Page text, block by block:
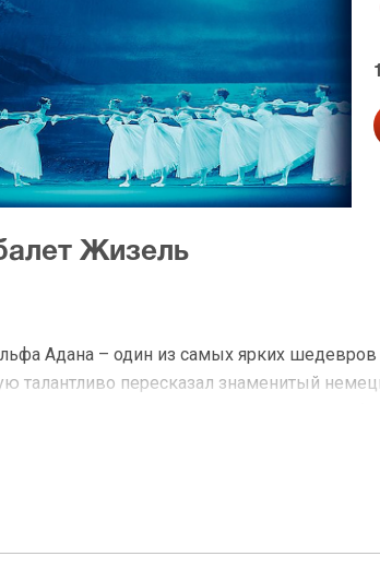
Жизель
Адана – один из самых ярких шедевров
талантливо пересказал знаменитый
«Жизель, или Виллисы». Авторы
балета состоялась в 1841 году на сцене
которую осуществил Мариус Петипа.